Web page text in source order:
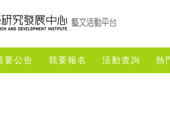
要公告 我要報名 活動查詢 熱